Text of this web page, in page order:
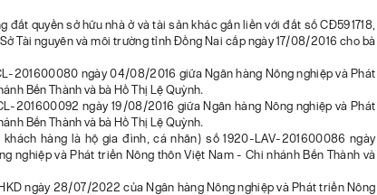
đất quyền sở hữu nhà ở và tài sản khác gắn liền với đất số CĐ591718,
Tài nguyên và môi trường tỉnh Đồng Nai cấp ngày 17/08/2016 cho bà
201600080 ngày 04/08/2016 giữa Ngân hàng Nông nghiệp và Phát
Bến Thành và bà Hồ Thị Lệ Quỳnh.
201600092 ngày 19/08/2016 giữa Ngân hàng Nông nghiệp và Phát
Bến Thành và bà Hồ Thị Lệ Quỳnh.
hàng là hộ gia đình, cá nhân) số 1920-LAV-201600086 ngày
nghiệp và Phát triển Nông thôn Việt Nam - Chi nhánh Bến Thành và
ngày 28/07/2022 của Ngân hàng Nông nghiệp và Phát triển Nông